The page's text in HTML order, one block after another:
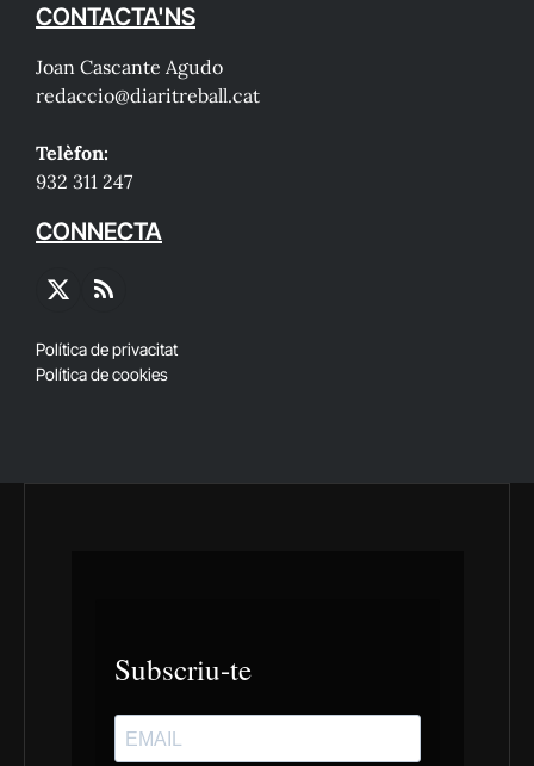
CONTACTA'NS
Joan Cascante Agudo
redaccio@diaritreball.cat
Telèfon:
932 311 247
CONNECTA
X
RSS
Política de privacitat
Política de cookies